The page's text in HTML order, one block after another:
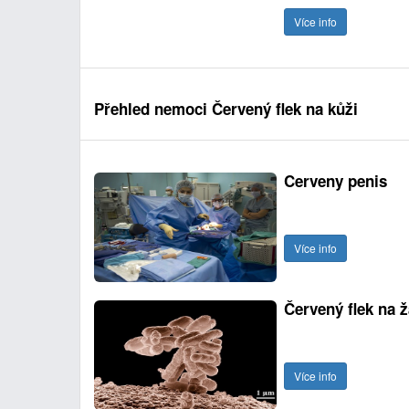
Více info
Přehled nemoci Červený flek na kůži
Cerveny penis
Více info
Červený flek na
Více info